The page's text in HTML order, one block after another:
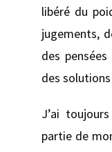
libéré du
jugements,
des
des
J’ai
partie de